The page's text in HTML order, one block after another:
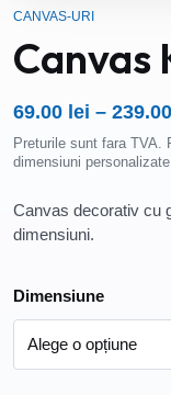
CANVAS-URI
Canvas
69.00 lei – 239.00
Interval
de
69.00 lei
până
Preturile sunt fara TVA.
dimensiuni
Canvas decorativ cu
dimensiuni.
Dimensiune